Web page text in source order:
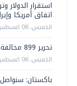
استقرار الدولار
اتفاق أمريكا
الخميس، 06 اغسطس 2026 01:35 م
تحرير 899 مخالفة تركيب الملصق الإلكتروني
الخميس، 06 اغسطس 2026 01:31 م
باكستان: